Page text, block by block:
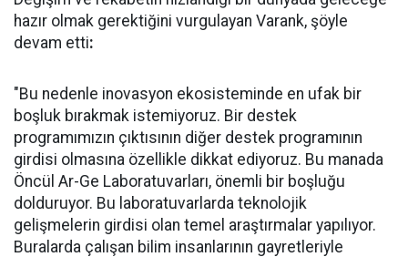
hazır olmak gerektiğini vurgulayan Varank, şöyle
devam etti:
"Bu nedenle inovasyon ekosisteminde en ufak bir
boşluk bırakmak istemiyoruz. Bir destek
programımızın çıktısının diğer destek programının
girdisi olmasına özellikle dikkat ediyoruz. Bu manada
Öncül Ar-Ge Laboratuvarları, önemli bir boşluğu
dolduruyor. Bu laboratuvarlarda teknolojik
gelişmelerin girdisi olan temel araştırmalar yapılıyor.
Buralarda çalışan bilim insanlarının gayretleriyle